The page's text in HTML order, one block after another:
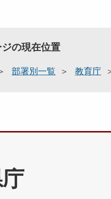
の現在位置
部署別一覧 教育庁